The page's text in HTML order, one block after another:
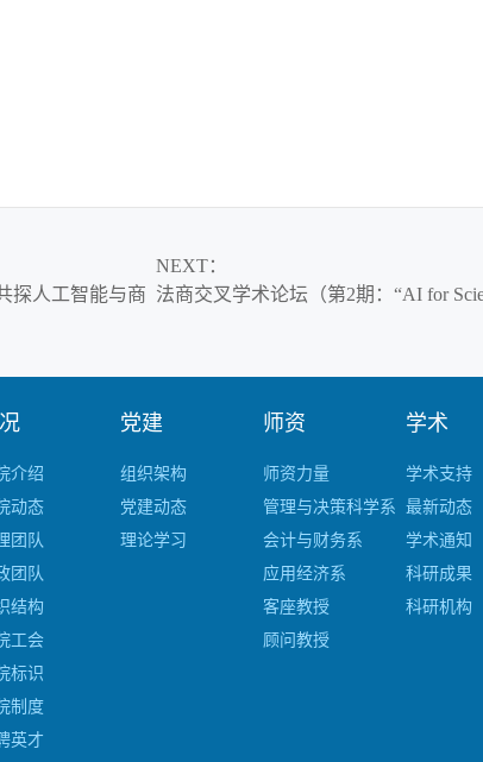
探人工智能与商
NEXT：
法商交叉学术论坛（第2期：“AI for
介绍
动态
团队
团队
结构
工会
标识
制度
英才
党建
组织架构
党建动态
理论学习
师资
师资力量
管理与决策科学系
会计与财务系
应用经济系
客座教授
顾问教授
学术
学术支持
最新动态
学术通知
科研成果
科研机构